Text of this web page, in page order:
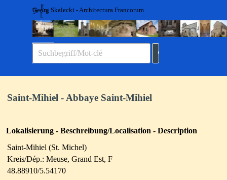
Direkt zum Seiteninhalt
Georg Skalecki - Architectura Francorum
Saint-Mihiel - Abbaye Saint-Mihiel
Lokalisierung - Beschreibung/Localisation - Description
Saint-Mihiel (St. Michel)
Kreis/Dép.: Meuse, Grand Est, F
48.88910/5.54170